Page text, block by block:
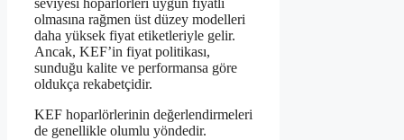
olmasına rağmen üst düzey modelleri
daha yüksek fiyat etiketleriyle gelir.
Ancak, KEF’in fiyat politikası,
sunduğu kalite ve performansa göre
oldukça rekabetçidir.
KEF hoparlörlerinin değerlendirmeleri
de genellikle olumlu yöndedir.